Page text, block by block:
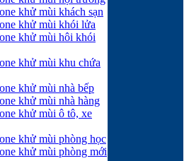
khử mùi khách sạn
khử mùi khói lửa
khử mùi hôi khói
khử mùi khu chứa
khử mùi nhà bếp
khử mùi nhà hàng
khử mùi ô tô, xe
khử mùi phòng học
khử mùi phòng mới